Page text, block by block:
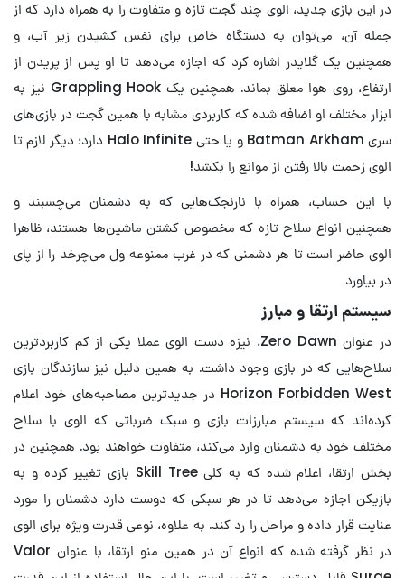
در این بازی جدید، الوی چند گجت تازه و متفاوت را به همراه دارد که از
جمله آن، می‌توان به دستگاه خاص برای نفس کشیدن زیر آب، و
همچنین یک گلایدر اشاره کرد که اجازه می‌دهد تا او پس از پریدن از
ارتفاع، روی هوا معلق بماند. همچنین یک Grappling Hook نیز به
ابزار مختلف او اضافه شده که کاربردی مشابه با همین گجت در بازی‌های
سری Batman Arkham و یا حتی Halo Infinite دارد؛ دیگر لازم تا
الوی زحمت بالا رفتن از موانع را بکشد!
با این حساب، همراه با نارنجک‌هایی که به دشمنان می‌چسبند و
همچنین انواع سلاح تازه که مخصوص کشتن ماشین‌ها هستند، ظاهرا
الوی حاضر است تا هر دشمنی که در غرب ممنوعه ول می‌چرخد را از پای
در بیاورد
سیستم ارتقا و مبارز
در عنوان Zero Dawn، نیزه دست الوی عملا یکی از کم کاربردترین
سلاح‌هایی که در بازی وجود داشت. به همین دلیل نیز سازندگان بازی
Horizon Forbidden West در جدیدترین مصاحبه‌های خود اعلام
کرده‌اند که سیستم مبارزات بازی و سبک ضرباتی که الوی با سلاح
مختلف خود به دشمنان وارد می‌کند، متفاوت خواهند بود. همچنین در
بخش ارتقا، اعلام شده که به کلی Skill Tree بازی تغییر کرده و به
بازیکن اجازه می‌دهد تا در هر سبکی که دوست دارد دشمنان را مورد
عنایت قرار داده و مراحل را رد کند. به علاوه، نوعی قدرت ویژه برای الوی
در نظر گرفته شده که انواع آن در همین منو ارتقا، با عنوان Valor